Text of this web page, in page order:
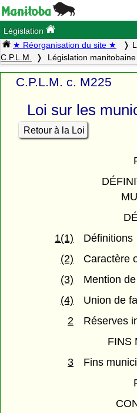
Législation
★ Réorganisation du site ★
C.P.L.M.
Législation manitobaine
C.P.L.M. c. M225
Loi sur les
Retour à la Loi
1(1)
Définitions
(2)
Caractère
(3)
Mention
(4)
Union de
2
Réserves
FINS
3
Fins